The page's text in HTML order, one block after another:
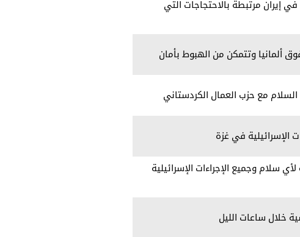
الإنسان: 27 حالة إعدام في إيران مرتبطة بالاحتجاجات التي
ألمانيا وتتمكن من الهبوط بأمان
مع حزب العمال الكردستاني
الإسرائيلية في غزة
سلام وجميع الإجراءات الإسرائيلية